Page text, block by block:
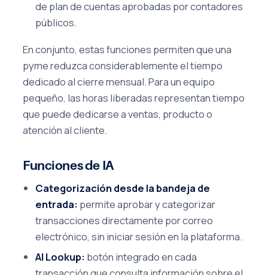
de plan de cuentas aprobadas por contadores
públicos.
En conjunto, estas funciones permiten que una
pyme reduzca considerablemente el tiempo
dedicado al cierre mensual. Para un equipo
pequeño, las horas liberadas representan tiempo
que puede dedicarse a ventas, producto o
atención al cliente.
Funciones de IA
Categorización desde la bandeja de
entrada: permite aprobar y categorizar
transacciones directamente por correo
electrónico, sin iniciar sesión en la plataforma.
AI Lookup: botón integrado en cada